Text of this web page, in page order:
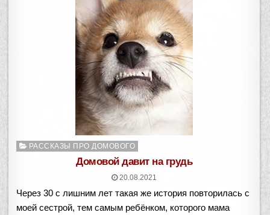
Опубликовано
РАССКАЗЫ ПРО ДОМОВОГО
Домовой давит на грудь
20.08.2021
Через 30 с лишним лет такая же история повторилась с
моей сестрой, тем самым ребёнком, которого мама